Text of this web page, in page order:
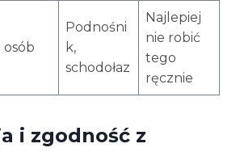
osób
Podnośni
k,
schodołaz
Najlepiej
nie robić
tego
ręcznie
i zgodność z